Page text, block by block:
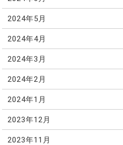
2024年5月
2024年4月
2024年3月
2024年2月
2024年1月
2023年12月
2023年11月